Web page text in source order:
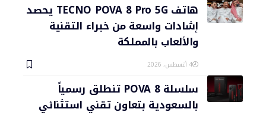
هاتف TECNO POVA 8 Pro 5G يحصد
إشادات واسعة من خبراء التقنية
والألعاب بالمملكة
4 أغسطس، 2026
سلسلة POVA 8 تنطلق رسمياً
بالسعودية بتعاون تقني استثنائي